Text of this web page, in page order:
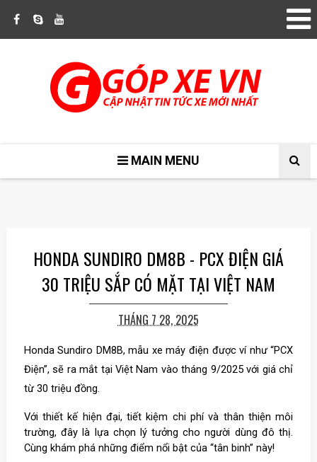
MAIN MENU
HONDA SUNDIRO DM8B - PCX ĐIỆN GIÁ
30 TRIỆU SẮP CÓ MẶT TẠI VIỆT NAM
THÁNG 7 28, 2025
Honda Sundiro DM8B, mẫu xe máy điện được ví như “PCX
Điện”, sẽ ra mắt tại Việt Nam vào tháng 9/2025 với giá chỉ
từ 30 triệu đồng.
Với thiết kế hiện đại, tiết kiệm chi phí và thân thiện môi
trường, đây là lựa chọn lý tưởng cho người dùng đô thị.
Cùng khám phá những điểm nổi bật của “tân binh” này!